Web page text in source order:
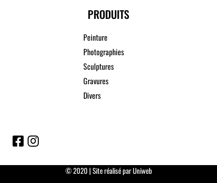
PRODUITS
Peinture
Photographies
Sculptures
Gravures
Divers
© 2020 | Site réalisé par Uniweb